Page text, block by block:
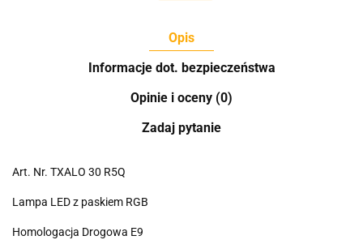
Opis
Informacje dot. bezpieczeństwa
Opinie i oceny (0)
Zadaj pytanie
Art. Nr. TXALO 30 R5Q
Lampa LED z paskiem RGB
Homologacja Drogowa E9